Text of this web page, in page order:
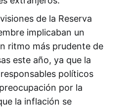
de la Reserva
implicaban un
ritmo más prudente de
este año, ya que la
políticos
por la
la inflación se